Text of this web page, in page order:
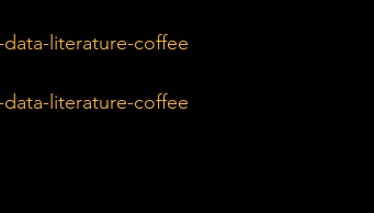
literature-coffee
literature-coffee